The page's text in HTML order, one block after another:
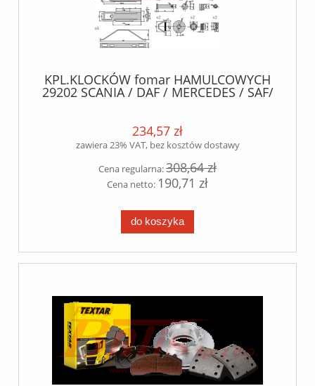
KPL.KLOCKÓW fomar HAMULCOWYCH
29202 SCANIA / DAF / MERCEDES / SAF/
234,57 zł
zawiera 23% VAT, bez kosztów dostawy
Cena regularna:308,64 zł
Cena netto: 190,71 zł
do koszyka